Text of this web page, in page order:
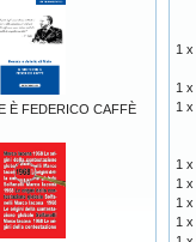
È FEDERICO CAFFÈ
1 x
1 x
1 x
1 x
1 x
1 x
1 x